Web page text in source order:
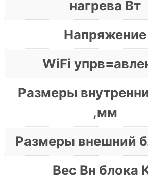
нагрева Вт
Напряжение
WiFi
Размеры
,мм
Размеры внешний
Вес Вн блока